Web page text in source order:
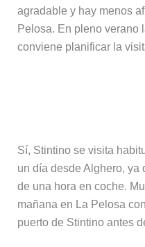
agradable y hay menos
Pelosa. En pleno verano
conviene planificar la
Sí, Stintino se visita
un día desde Alghero, ya
de una hora en coche.
mañana en La Pelosa
puerto de Stintino antes